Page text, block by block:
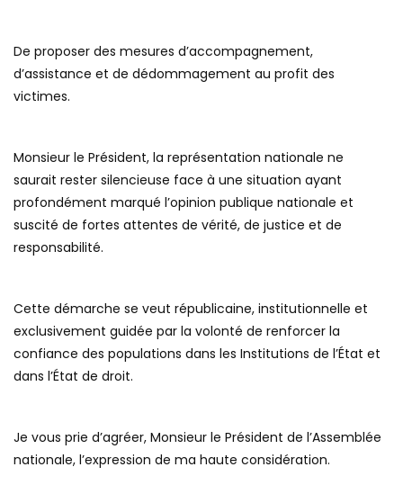
De proposer des mesures d’accompagnement,
d’assistance et de dédommagement au profit des
victimes.
Monsieur le Président, la représentation nationale ne
saurait rester silencieuse face à une situation ayant
profondément marqué l’opinion publique nationale et
suscité de fortes attentes de vérité, de justice et de
responsabilité.
Cette démarche se veut républicaine, institutionnelle et
exclusivement guidée par la volonté de renforcer la
confiance des populations dans les Institutions de l’État et
dans l’État de droit.
Je vous prie d’agréer, Monsieur le Président de l’Assemblée
nationale, l’expression de ma haute considération.